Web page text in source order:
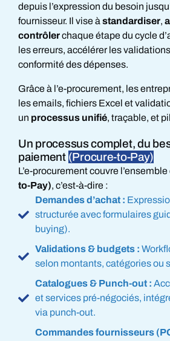
depuis l’expression du besoin
fournisseur. Il vise àstandardiser,
contrôlerchaque étape du cycle
les erreurs, accélérer les
conformité des dépenses.
Grâce à l’e-procurement, les
les emails, fichiers Excel et
un processus unifié, traçable, et
Un processus complet, du
paiement (Procure-to-Pay)
L’e-procurement couvre l’ensemble
to-Pay), c’est-à-dire :
Demandes d’achat :
structurée avec formulaires
buying).
Validations & budgets :
selon montants, catégories ou
Catalogues & Punch-out :
et services pré-négociés,
via punch-out.
Commandes fournisseurs